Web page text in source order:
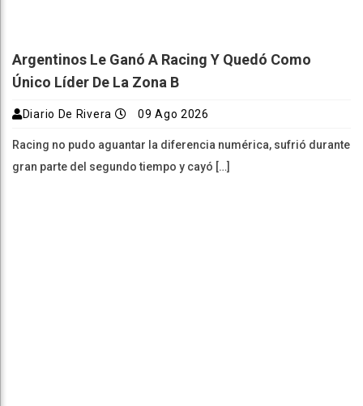
Argentinos Le Ganó A Racing Y Quedó Como
Único Líder De La Zona B
Diario De Rivera 09 Ago 2026
Racing no pudo aguantar la diferencia numérica, sufrió durante
gran parte del segundo tiempo y cayó […]